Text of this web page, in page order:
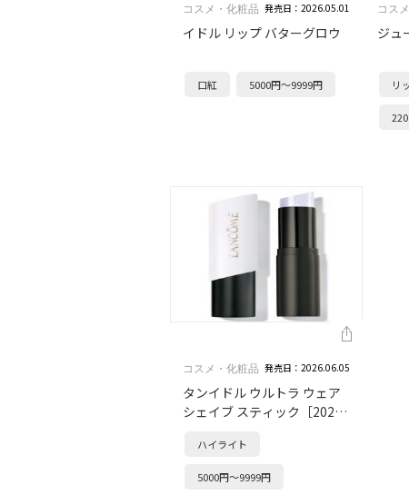
コスメ・化粧品 発売日：2026.05.01
イドル リップ バターグロウ
口紅 5000円～9999円
コス
ジュ
リ
コスメ・化粧品 発売日：2026.06.05
タンイドル ウルトラ ウェア
シェイブ スティック［2026
ハイライト
5000円～9999円